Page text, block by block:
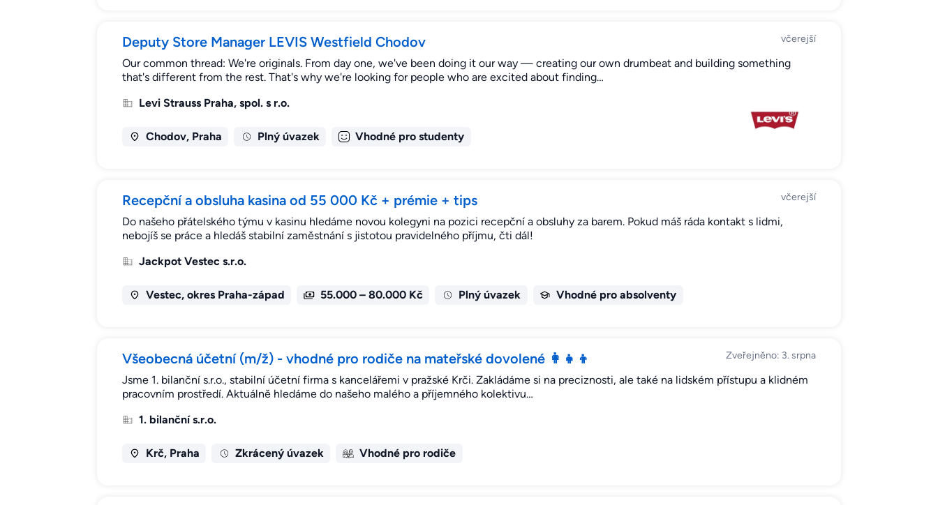
Deputy Store Manager LEVIS Westfield Chodov včerejší
Our common thread: We're originals. From day one, we've been doing it our way — creating our own drumbeat and building something
that's different from the rest. That's why we're looking for people who are excited about finding…
Levi Strauss Praha, spol. s r.o.
Chodov, Praha Plný úvazek Vhodné pro studenty
Recepční a obsluha kasina od 55 000 Kč + prémie + tips včerejší
Do našeho přátelského týmu v kasinu hledáme novou kolegyni na pozici recepční a obsluhy za barem. Pokud máš ráda kontakt s lidmi,
nebojíš se práce a hledáš stabilní zaměstnání s jistotou pravidelného příjmu, čti dál!
Jackpot Vestec s.r.o.
Vestec, okres Praha-západ 55.000 – 80.000 Kč Plný úvazek Vhodné pro absolventy
Všeobecná účetní (m/ž) - vhodné pro rodiče na mateřské dovolené 👩‍👧‍👦 Zveřejněno: 3. srpna
Jsme 1. bilanční s.r.o., stabilní účetní firma s kancelářemi v pražské Krči. Zakládáme si na preciznosti, ale také na lidském přístupu a klidném
pracovním prostředí. Aktuálně hledáme do našeho malého a příjemného kolektivu…
1. bilanční s.r.o.
Krč, Praha Zkrácený úvazek Vhodné pro rodiče